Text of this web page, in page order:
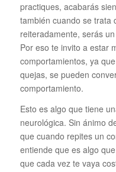
practiques, acabarás
también cuando se
reiteradamente, serás
Por eso te invito a estar
comportamientos, ya
quejas, se pueden
comportamiento.
Esto es algo que tiene
neurológica. Sin ánimo
que cuando repites un
entiende que es algo
que cada vez te vaya